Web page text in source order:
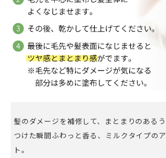
髪のダメージを補修して、まとまりのあるう
つけた瞬間ふわっと香る、ミルクタイプの
ト。